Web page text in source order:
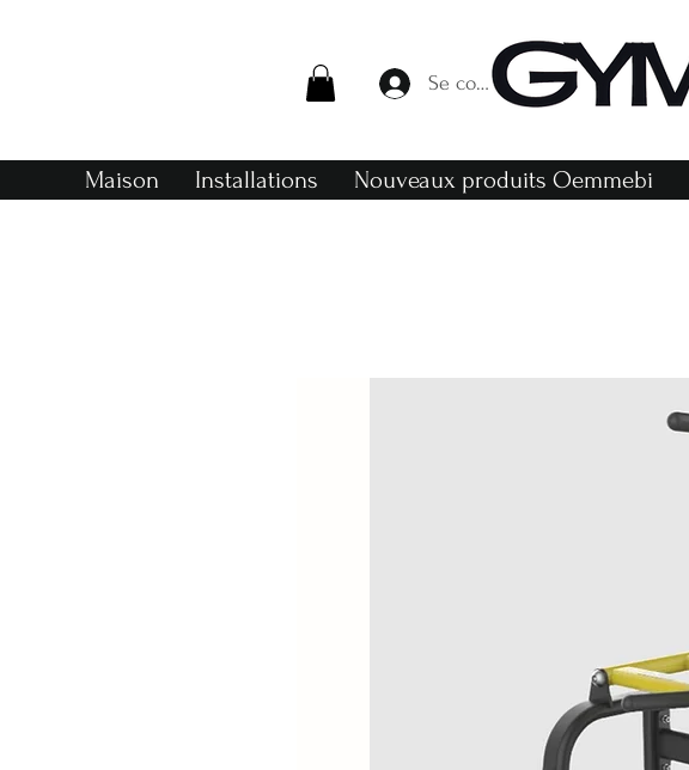
Se connecter
Maison Installations Nouveaux produits Oemmebi